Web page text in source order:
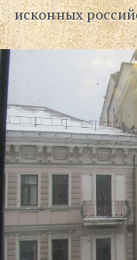
исконных